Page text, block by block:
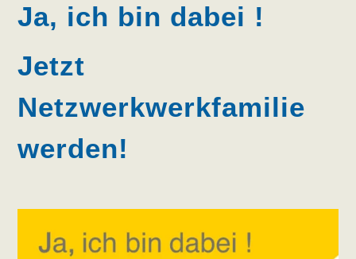
Ja, ich bin dabei !
Jetzt
Netzwerkwerkfamilie
werden!